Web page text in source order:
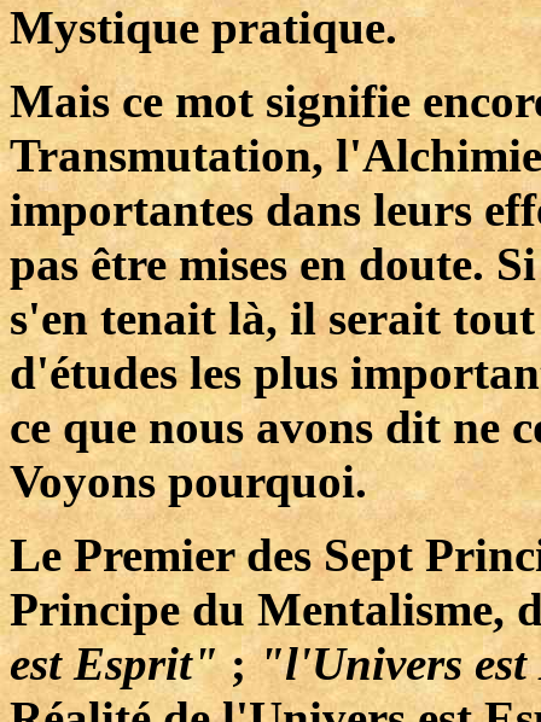
Mystique pratique.
Mais ce mot signifie
Transmutation,
importantes dans leurs
pas être mises en doute.
s'en tenait là, il serait tout
d'études les plus
ce que nous avons dit ne
Voyons pourquoi.
Le Premier des Sept
Principe du Mentalisme,
est Esprit" ;"l'Univers